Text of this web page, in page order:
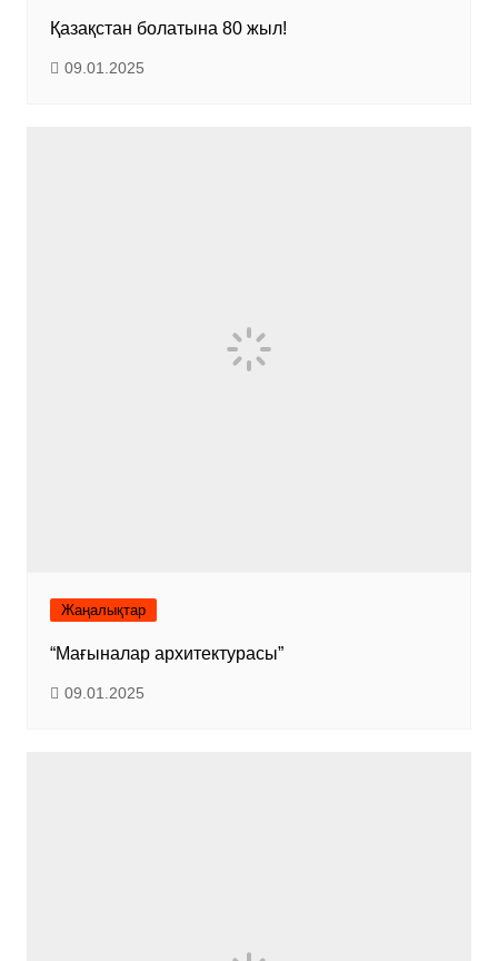
Қазақстан болатына 80 жыл!
09.01.2025
Жаңалықтар
“Мағыналар архитектурасы”
09.01.2025